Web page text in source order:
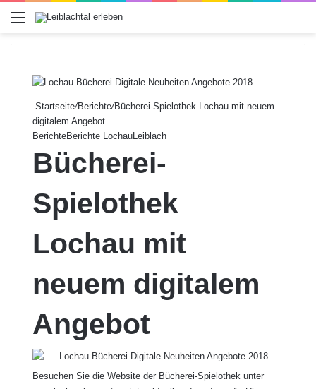
Menü
Startseite/Berichte/Bücherei-Spielothek Lochau mit neuem
digitalem Angebot
BerichteBerichte LochauLeiblach
Bücherei-
Spielothek
Lochau mit
neuem digitalem
Angebot
Besuchen Sie die Website der Bücherei-Spielothek unter